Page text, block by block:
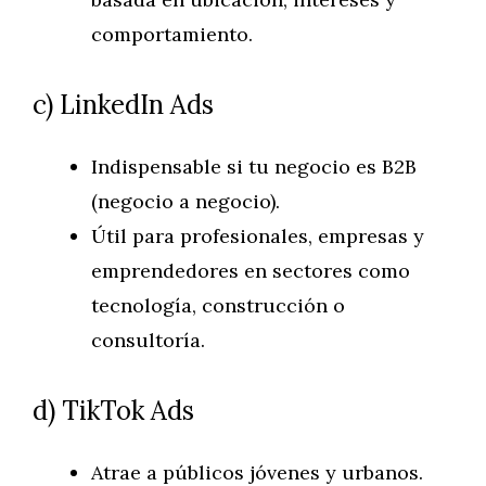
comportamiento.
c) LinkedIn Ads
Indispensable si tu negocio es B2B
(negocio a negocio).
Útil para profesionales, empresas y
emprendedores en sectores como
tecnología, construcción o
consultoría.
d) TikTok Ads
Atrae a públicos jóvenes y urbanos.